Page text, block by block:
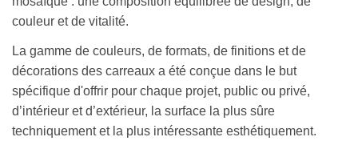
couleur et de vitalité.
La gamme de couleurs, de formats, de finitions et de
décorations des carreaux a été conçue dans le but
spécifique d'offrir pour chaque projet, public ou privé,
d’intérieur et d’extérieur, la surface la plus sûre
techniquement et la plus intéressante esthétiquement.